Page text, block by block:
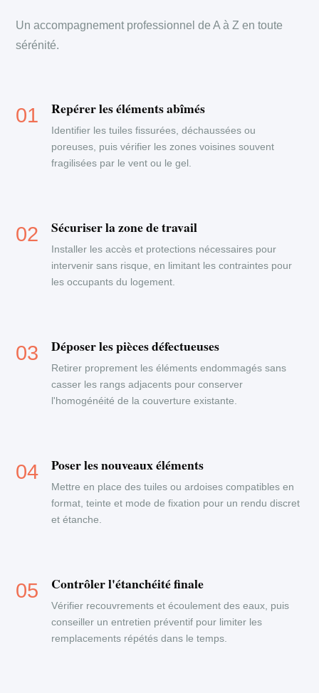
Un accompagnement professionnel de A à Z en toute
sérénité.
Repérer les éléments abîmés
Identifier les tuiles fissurées, déchaussées ou
poreuses, puis vérifier les zones voisines souvent
fragilisées par le vent ou le gel.
Sécuriser la zone de travail
Installer les accès et protections nécessaires pour
intervenir sans risque, en limitant les contraintes pour
les occupants du logement.
Déposer les pièces défectueuses
Retirer proprement les éléments endommagés sans
casser les rangs adjacents pour conserver
l'homogénéité de la couverture existante.
Poser les nouveaux éléments
Mettre en place des tuiles ou ardoises compatibles en
format, teinte et mode de fixation pour un rendu discret
et étanche.
Contrôler l'étanchéité finale
Vérifier recouvrements et écoulement des eaux, puis
conseiller un entretien préventif pour limiter les
remplacements répétés dans le temps.